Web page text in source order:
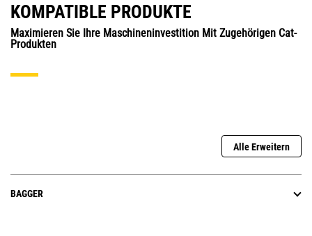
KOMPATIBLE PRODUKTE
Maximieren Sie Ihre Maschineninvestition Mit Zugehörigen Cat-
Produkten
Alle Erweitern
BAGGER